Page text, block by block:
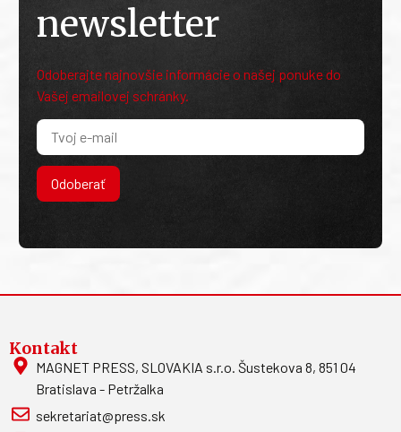
newsletter
Odoberajte najnovšie informácie o našej ponuke do
Vašej emailovej schránky.
Odoberať
Kontakt
MAGNET PRESS, SLOVAKIA s.r.o. Šustekova 8, 851 04
Bratislava - Petržalka
sekretariat@press.sk